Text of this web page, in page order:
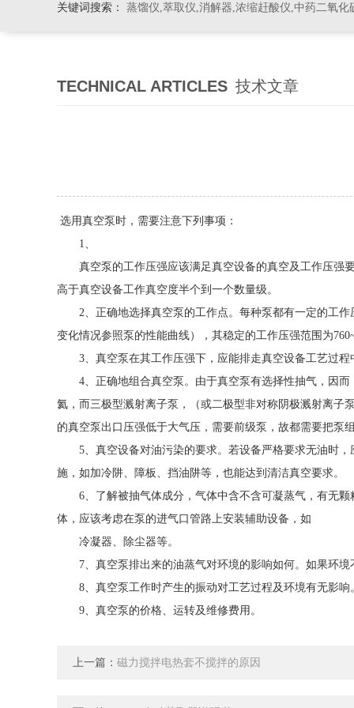
关键词搜索： 蒸馏仪,萃取仪,消解器,浓缩赶酸仪,中药二氧化
TECHNICAL ARTICLES 技术文章
选用真空泵时，需要注意下列事项：
1、
真空泵的工作压强应该满足真空设备的真空及工作压强要
高于真空设备工作真空度半个到一个数量级。
2、正确地选择真空泵的工作点。每种泵都有一定的工作
变化情况参照泵的性能曲线），其稳定的工作压强范围为
3、真空泵在其工作压强下，应能排走真空设备工艺过程
4、正确地组合真空泵。由于真空泵有选择性抽气，因而
氦，而三极型溅射离子泵，（或二极型非对称阴极溅射离子
的真空泵出口压强低于大气压，需要前级泵，故都需要把泵
5、真空设备对油污染的要求。若设备严格要求无油时，
施，如加冷阱、障板、挡油阱等，也能达到清洁真空要求。
6、了解被抽气体成分，气体中含不含可凝蒸气，有无颗
体，应该考虑在泵的进气口管路上安装辅助设备，如
冷凝器、除尘器等。
7、真空泵排出来的油蒸气对环境的影响如何。如果环境
8、真空泵工作时产生的振动对工艺过程及环境有无影响
9、真空泵的价格、运转及维修费用。
上一篇： 磁力搅拌电热套不搅拌的原因